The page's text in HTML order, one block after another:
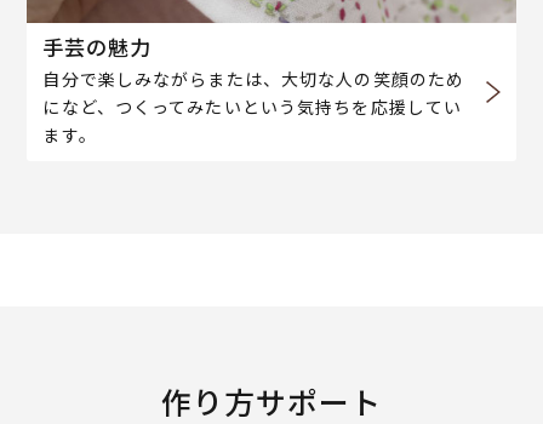
手芸の魅力
自分で楽しみながらまたは、大切な人の笑顔のため
になど、つくってみたいという気持ちを応援してい
ます。
作り方サポート